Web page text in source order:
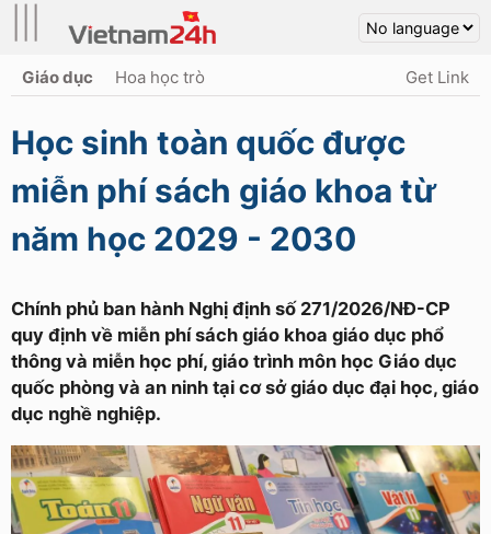
Giáo dục Hoa học trò Get Link
Học sinh toàn quốc được
miễn phí sách giáo khoa từ
năm học 2029 - 2030
Chính phủ ban hành Nghị định số 271/2026/NĐ-CP
quy định về miễn phí sách giáo khoa giáo dục phổ
thông và miễn học phí, giáo trình môn học Giáo dục
quốc phòng và an ninh tại cơ sở giáo dục đại học, giáo
dục nghề nghiệp.